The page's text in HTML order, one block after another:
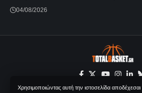
Χρησιμοποιώντας αυτή την ιστοσελίδα αποδέχεσαι
04/08/2026